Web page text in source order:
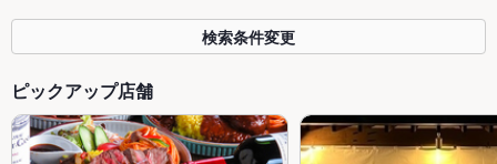
検索条件変更
ピックアップ店舗